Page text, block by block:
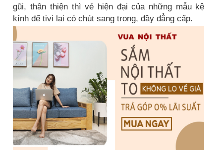
gũi, thân thiện thì vẻ hiện đại của những mẫu kệ
kính để tivi lại có chút sang trọng, đầy đẳng cấp.